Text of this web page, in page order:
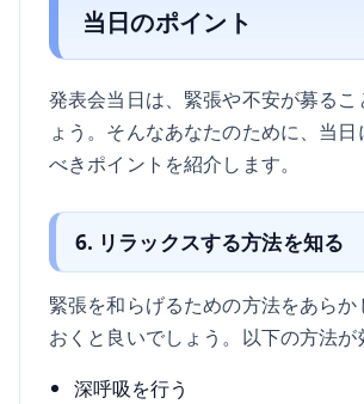
当日のポイント
発表会当日は、緊張や不安が募るこ
ょう。そんなあなたのために、当日
べきポイントを紹介します。
6. リラックスする方法を知る
緊張を和らげるための方法をあらか
おくと良いでしょう。以下の方法が
深呼吸を行う